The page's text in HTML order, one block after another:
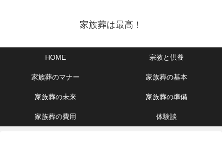
家族葬は最高！
HOME 宗教と供養
家族葬のマナー 家族葬の基本
家族葬の未来 家族葬の準備
家族葬の費用 体験談